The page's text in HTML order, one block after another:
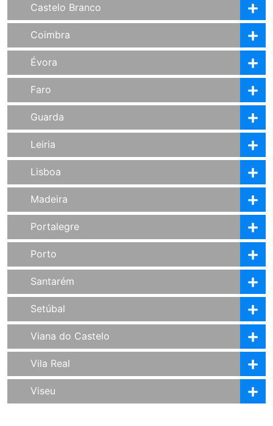
Castelo Branco
Coimbra
Évora
Faro
Guarda
Leiria
Lisboa
Madeira
Portalegre
Porto
Santarém
Setúbal
Viana do Castelo
Vila Real
Viseu